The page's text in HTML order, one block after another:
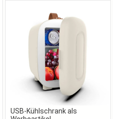
USB-Kühlschrank als